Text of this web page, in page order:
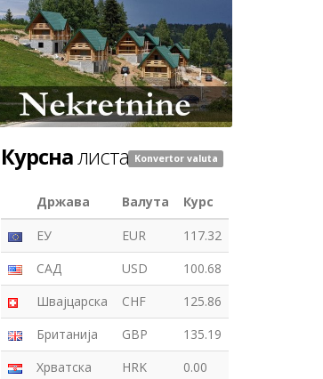
Курсналиста Konvertor valuta
Држава Валута
Курс
ЕУ
EUR
117.32
САД
USD
100.68
Швајцарска
CHF
125.86
Британија
GBP
135.19
Хрватска
HRK
0.00